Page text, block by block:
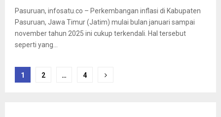
Pasuruan, infosatu.co – Perkembangan inflasi di Kabupaten
Pasuruan, Jawa Timur (Jatim) mulai bulan januari sampai
november tahun 2025 ini cukup terkendali. Hal tersebut
seperti yang...
Posts
1 2 … 4